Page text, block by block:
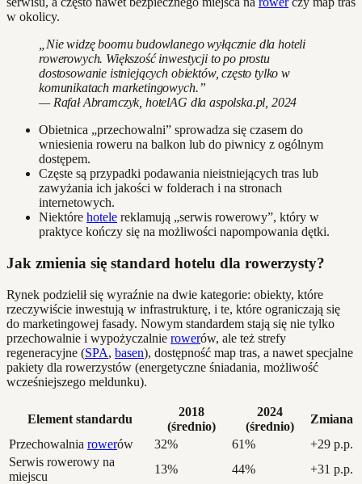
w okolicy.
„Nie widzę boomu budowlanego wyłącznie dla hoteli
rowerowych. Większość inwestycji to po prostu
dostosowanie istniejących obiektów, często tylko w
komunikatach marketingowych.”
— Rafał Abramczyk, hotelAG dla aspolska.pl, 2024
Obietnica „przechowalni” sprowadza się czasem do
wniesienia roweru na balkon lub do piwnicy z ogólnym
dostępem.
Częste są przypadki podawania nieistniejących tras lub
zawyżania ich jakości w folderach i na stronach
internetowych.
Niektóre hotele reklamują „serwis rowerowy”, który w
praktyce kończy się na możliwości napompowania dętki.
Jak zmienia się standard hotelu dla rowerzysty?
Rynek podzielił się wyraźnie na dwie kategorie: obiekty, które
rzeczywiście inwestują w infrastrukturę, i te, które ograniczają się
do marketingowej fasady. Nowym standardem stają się nie tylko
przechowalnie i wypożyczalnie rowerów, ale też strefy
regeneracyjne (SPA, basen), dostępność map tras, a nawet specjalne
pakiety dla rowerzystów (energetyczne śniadania, możliwość
wcześniejszego meldunku).
Element standardu
2018
(średnio)
2024
(średnio)
Zmiana
Przechowalnia rowerów 32% 61%
+29 p.p.
Serwis rowerowy na
miejscu
13% 44%
+31 p.p.